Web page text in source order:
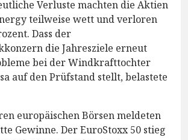
Verluste machten die Aktien
teilweise wett und verloren
Dass der
die Jahresziele erneut
bei der Windkrafttochter
auf den Prüfstand stellt, belastete
europäischen Börsen meldeten
Gewinne. Der EuroStoxx 50 stieg